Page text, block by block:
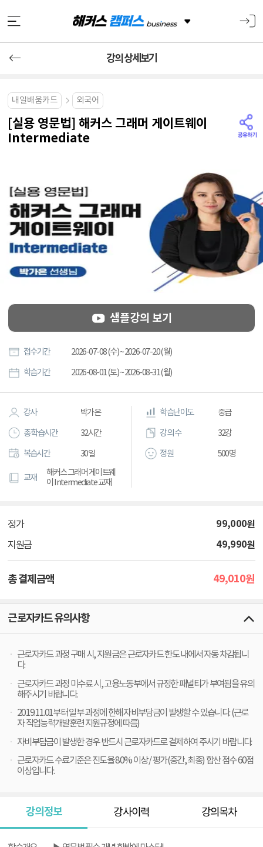
강의 상세보기
내일배움카드 외국어
[실용 영문법] 해커스 그래머 게이트웨이
Intermediate
샘플강의 보기
접수기간 2026-07-08 (수) ~ 2026-07-20 (월)
학습기간 2026-08-01 (토) ~ 2026-08-31 (월)
강사 박가은
총 학습시간 32시간
복습시간 30일
교재
해커스 그래머 게이트웨
이 Intermediate 교재
학습난이도 중급
강의 수 32강
정원 500명
정가 99,000원
지원금 49,990원
총 결제금액 49,010원
근로자카드 유의사항
근로자카드 과정 구매 시, 지원금은 근로자카드 한도 내에서 자동 차감됩니
다.
근로자카드 과정 미수료 시, 고용노동부에서 규정한 패널티가 부여됨을 유의
해주시기 바랍니다.
2019.11.01부터 일부 과정에 한해 자비부담금이 발생할 수 있습니다. (근로
자 직업능력개발훈련 지원규정에 따름)
자비부담금이 발생한 경우 반드시 근로자카드로 결제하여 주시기 바랍니다.
근로자카드 수료기준은 진도율 80% 이상 / 평가(중간, 최종) 합산 점수 60점
이상입니다.
강의정보 강사이력 강의목차